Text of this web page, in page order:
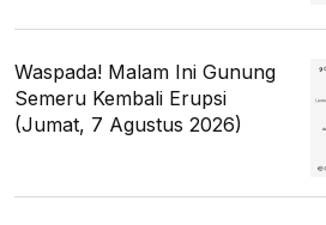
Waspada! Malam Ini Gunung
Semeru Kembali Erupsi
(Jumat, 7 Agustus 2026)